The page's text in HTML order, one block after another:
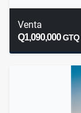
Venta
Q1,090,000GTQ